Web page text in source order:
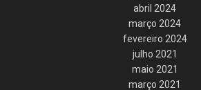
abril 2024
março 2024
fevereiro 2024
julho 2021
maio 2021
março 2021